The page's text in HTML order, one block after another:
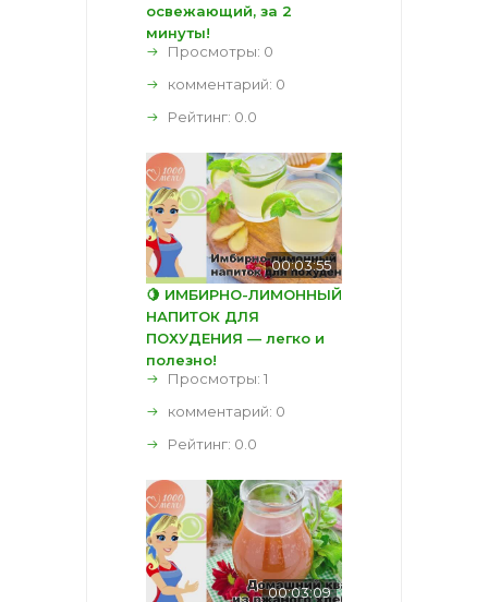
освежающий, за 2
минуты!
Просмотры: 0
комментарий: 0
Рейтинг: 0.0
00:03:55
🍋 ИМБИРНО-ЛИМОННЫЙ
НАПИТОК ДЛЯ
ПОХУДЕНИЯ — легко и
полезно!
Просмотры: 1
комментарий: 0
Рейтинг: 0.0
00:03:09